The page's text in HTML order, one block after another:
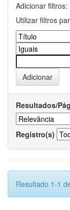
Adicionar filtros:
Utilizar filtros
Resultados/
Registro(s)
Resultado 1-1